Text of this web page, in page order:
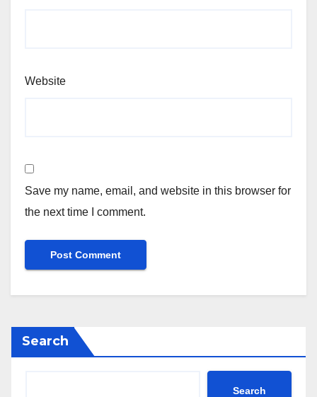
Website
Save my name, email, and website in this browser for
the next time I comment.
Search
Search